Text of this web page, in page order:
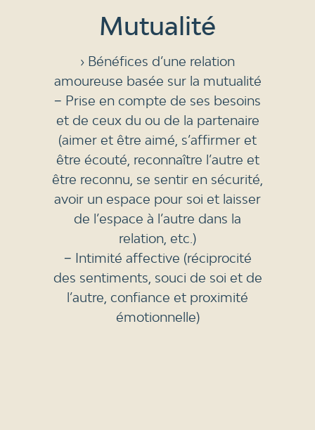
Mutualité
› Bénéfices d’une relation
amoureuse basée sur la mutualité
− Prise en compte de ses besoins
et de ceux du ou de la partenaire
(aimer et être aimé, s’affirmer et
être écouté, reconnaître l’autre et
être reconnu, se sentir en sécurité,
avoir un espace pour soi et laisser
de l’espace à l’autre dans la
relation, etc.)
− Intimité affective (réciprocité
des sentiments, souci de soi et de
l’autre, confiance et proximité
émotionnelle)